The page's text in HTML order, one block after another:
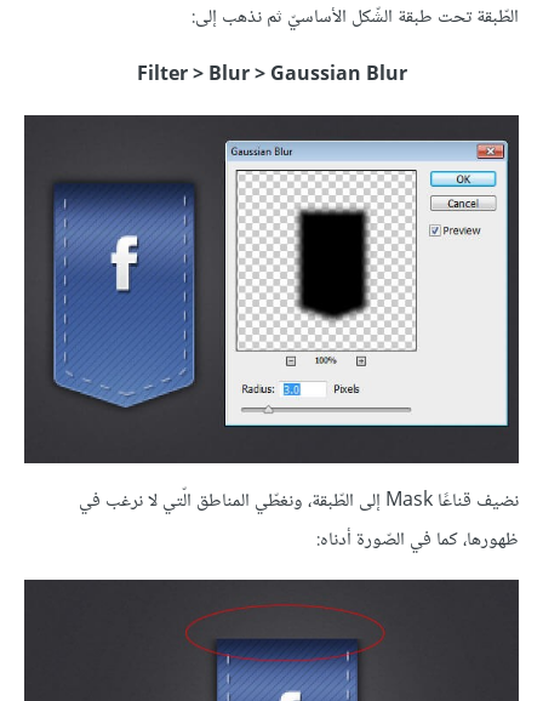
الطّبقة تحت طبقة الشّكل الأساسيّ ثم نذهب إلى:
Filter > Blur > Gaussian Blur
نضيف قناعًا Mask إلى الطّبقة، ونغطّي المناطق الّتي لا نرغب في
ظهورها، كما في الصّورة أدناه: